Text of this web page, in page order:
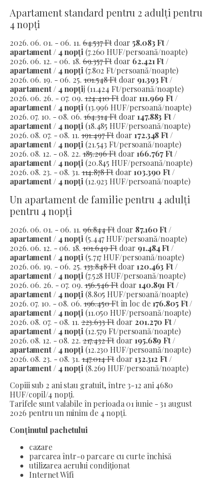
Apartament standard pentru 2 adulți pentru
4 nopți
2026. 06. 01. - 06. 11.64.537 Ftdoar58.083 Ft /
apartament / 4 nopți (7.260 HUF/persoană/noapte)
2026. 06. 12. - 06. 18.69.357 Ftdoar 62.421 Ft /
apartament / 4 nopți (7.802 Ft/persoană/noapte)
2026. 06. 19. - 06. 25.101.548 Ftdoar 91.393 Ft /
apartament / 4 nopțij (11.424 Ft/persoană/noapte)
2026. 06. 26. - 07. 09.124.410 Ftdoar111.969 Ft /
apartament / 4 nopți (13.996 HUF/persoană/noapte)
2026. 07. 10. - 08. 06.164.314 Ftdoar147.883 Ft /
apartament / 4 nopți (18.485 HUF/persoană/noapte)
2026. 08. 07. - 08. 11.191.497 Ftdoar172.348 Ft /
apartament / 4 nopți (21.543 Ft/persoană/noapte)
2026. 08. 12. - 08. 22.185.296 Ftdoar166.767 Ft /
apartament / 4 nopți (20.845 HUF/persoană/noapte)
2026. 08. 23. - 08. 31.114.878 Ftdoar103.390 Ft /
apartament / 4 nopți (12.923 HUF/persoană/noapte)
Un apartament de familie pentru 4 adulți
pentru 4 nopți
2026. 06. 01. - 06. 11.96.844 Ftdoar 87.160 Ft /
apartament / 4 nopți (5.447 HUF/persoană/noapte)
2026. 06. 12. - 06. 18.101.649 Ftdoar 91.484 Ft /
apartament / 4 nopți (5.717 HUF/persoană/noapte)
2026. 06. 19. - 06. 25.133.848 Ftdoar120.463 Ft /
apartament / 4 nopți (7.528 HUF/persoană/noapte)
2026. 06. 26. - 07. 09.156.546 Ftdoar140.891 Ft /
apartament / 4 nopți (8.805 HUF/persoană/noapte)
2026. 07. 10. - 08. 06.196.450 Ft în loc de176.805 Ft /
apartament / 4 nopți (11.050 HUF/persoană/noapte)
2026. 08. 07. - 08. 11.223.633 Ftdoar 201.270 Ft /
apartament / 4 nopți (12.579 Ft/persoană/noapte)
2026. 08. 12. - 08. 22.217.432 Ftdoar195.689 Ft /
apartament / 4 nopți (12.230 HUF/persoană/noapte)
2026. 08. 23. - 08. 31.147.014 Ftdoar132.312 Ft /
apartament / 4 nopți (8.269 HUF/persoană/noapte)
Copiii sub 2 ani stau gratuit, între 3-12 ani 4680
HUF/copil/4 nopți.
Tarifele sunt valabile în perioada 01 iunie - 31 august
2026 pentru un minim de 4 nopți.
Conținutul pachetului
cazare
parcarea într-o parcare cu curte închisă
utilizarea aerului condiționat
Internet Wifi